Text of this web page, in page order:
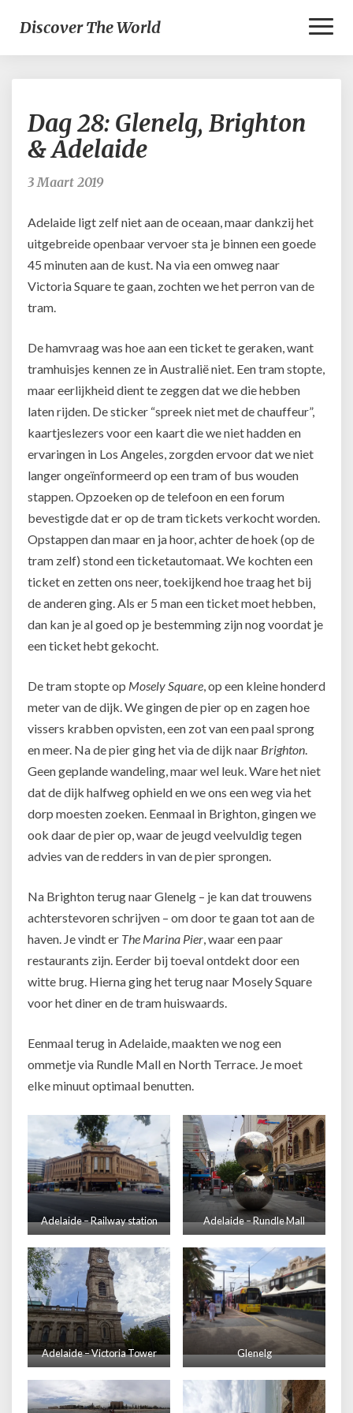
Discover The World
28:
Glenelg,
Dag 28: Glenelg, Brighton
& Adelaide
3 Maart 2019
Adelaide ligt zelf niet aan de oceaan, maar dankzij het
uitgebreide openbaar vervoer sta je binnen een goede
45 minuten aan de kust. Na via een omweg naar
Victoria Square te gaan, zochten we het perron van de
tram.
De hamvraag was hoe aan een ticket te geraken, want
tramhuisjes kennen ze in Australië niet. Een tram stopte,
maar eerlijkheid dient te zeggen dat we die hebben
laten rijden. De sticker “spreek niet met de chauffeur”,
kaartjeslezers voor een kaart die we niet hadden en
ervaringen in Los Angeles, zorgden ervoor dat we niet
langer ongeïnformeerd op een tram of bus wouden
stappen. Opzoeken op de telefoon en een forum
bevestigde dat er op de tram tickets verkocht worden.
Opstappen dan maar en ja hoor, achter de hoek (op de
tram zelf) stond een ticketautomaat. We kochten een
ticket en zetten ons neer, toekijkend hoe traag het bij
de anderen ging. Als er 5 man een ticket moet hebben,
dan kan je al goed op je bestemming zijn nog voordat je
een ticket hebt gekocht.
De tram stopte op Mosely Square, op een kleine honderd
meter van de dijk. We gingen de pier op en zagen hoe
vissers krabben opvisten, een zot van een paal sprong
en meer. Na de pier ging het via de dijk naar Brighton.
Geen geplande wandeling, maar wel leuk. Ware het niet
dat de dijk halfweg ophield en we ons een weg via het
dorp moesten zoeken. Eenmaal in Brighton, gingen we
ook daar de pier op, waar de jeugd veelvuldig tegen
advies van de redders in van de pier sprongen.
Na Brighton terug naar Glenelg – je kan dat trouwens
achterstevoren schrijven – om door te gaan tot aan de
haven. Je vindt er The Marina Pier, waar een paar
restaurants zijn. Eerder bij toeval ontdekt door een
witte brug. Hierna ging het terug naar Mosely Square
voor het diner en de tram huiswaards.
Eenmaal terug in Adelaide, maakten we nog een
ommetje via Rundle Mall en North Terrace. Je moet
elke minuut optimaal benutten.
Adelaide – Railway station Adelaide – Rundle Mall
Adelaide – Victoria Tower Glenelg